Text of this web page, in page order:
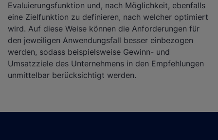
Evaluierungsfunktion und, nach Möglichkeit, ebenfalls
eine Zielfunktion zu definieren, nach welcher optimiert
wird. Auf diese Weise können die Anforderungen für
den jeweiligen Anwendungsfall besser einbezogen
werden, sodass beispielsweise Gewinn- und
Umsatzziele des Unternehmens in den Empfehlungen
unmittelbar berücksichtigt werden.